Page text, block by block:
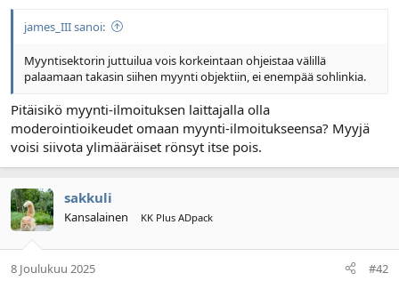
a
l
t
a
j
a
m
ä
ä
r
ä
james_III sanoi:
Myyntisektorin juttuilua vois korkeintaan ohjeistaa välillä
palaamaan takasin siihen myynti objektiin, ei enempää sohlinkia.
Pitäisikö myynti-ilmoituksen laittajalla olla
moderointioikeudet omaan myynti-ilmoitukseensa? Myyjä
voisi siivota ylimääräiset rönsyt itse pois.
sakkuli
Kansalainen KK Plus ADpack
8 Joulukuu 2025 #42